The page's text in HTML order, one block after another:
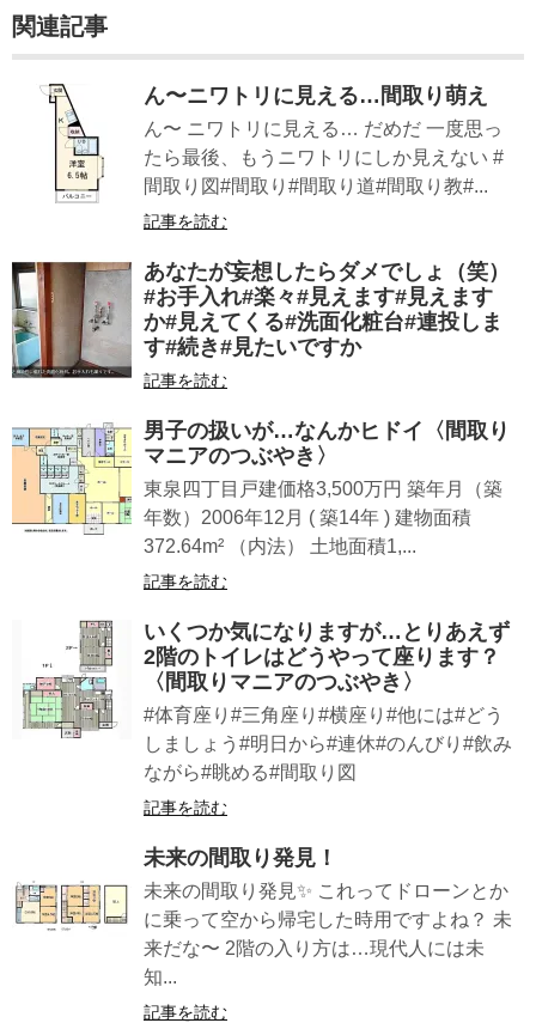
関連記事
ん〜ニワトリに見える…間取り萌え
ん〜 ニワトリに見える… だめだ 一度思っ
たら最後、もうニワトリにしか見えない #
間取り図#間取り#間取り道#間取り教#...
記事を読む
あなたが妄想したらダメでしょ（笑）
#お手入れ#楽々#見えます#見えます
か#見えてくる#洗面化粧台#連投しま
す#続き#見たいですか
記事を読む
男子の扱いが…なんかヒドイ〈間取り
マニアのつぶやき〉
東泉四丁目戸建価格3,500万円 築年月（築
年数）2006年12月 ( 築14年 ) 建物面積
372.64m² （内法） 土地面積1,...
記事を読む
いくつか気になりますが…とりあえず
2階のトイレはどうやって座ります？
〈間取りマニアのつぶやき〉
#体育座り#三角座り#横座り#他には#どう
しましょう#明日から#連休#のんびり#飲み
ながら#眺める#間取り図
記事を読む
未来の間取り発見︎！
未来の間取り発見︎✨ これってドローンとか
に乗って空から帰宅した時用ですよね？ 未
来だな〜 2階の入り方は…現代人には未
知...
記事を読む